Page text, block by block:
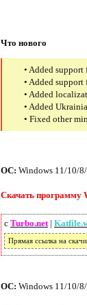
Что нового
• Added
• Added
• Added
• Added
• Fixed other
ОС: Windows 11/10/
Скачать программу
с Turbo.net|
Прямая ссылка на
ОС: Windows 11/10/